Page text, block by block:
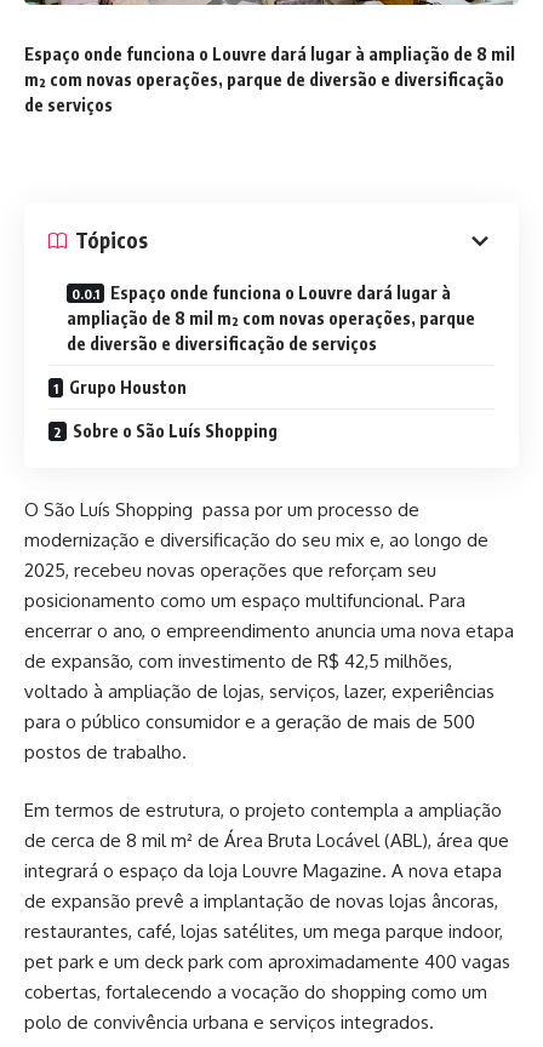
Espaço onde funciona o Louvre dará lugar à ampliação de 8 mil
m² com novas operações, parque de diversão e diversificação
de serviços
Tópicos
Espaço onde funciona o Louvre dará lugar à
ampliação de 8 mil m² com novas operações, parque
de diversão e diversificação de serviços
Grupo Houston
Sobre o São Luís Shopping
O São Luís Shopping passa por um processo de
modernização e diversificação do seu mix e, ao longo de
2025, recebeu novas operações que reforçam seu
posicionamento como um espaço multifuncional. Para
encerrar o ano, o empreendimento anuncia uma nova etapa
de expansão, com investimento de R$ 42,5 milhões,
voltado à ampliação de lojas, serviços, lazer, experiências
para o público consumidor e a geração de mais de 500
postos de trabalho.
Em termos de estrutura, o projeto contempla a ampliação
de cerca de 8 mil m² de Área Bruta Locável (ABL), área que
integrará o espaço da loja Louvre Magazine. A nova etapa
de expansão prevê a implantação de novas lojas âncoras,
restaurantes, café, lojas satélites, um mega parque indoor,
pet park e um deck park com aproximadamente 400 vagas
cobertas, fortalecendo a vocação do shopping como um
polo de convivência urbana e serviços integrados.